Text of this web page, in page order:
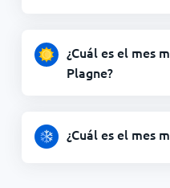
¿Cuál es el mes
Plagne?
¿Cuál es el mes